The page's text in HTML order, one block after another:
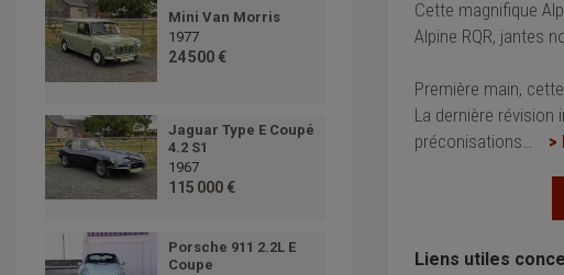
Mini Van Morris
1977
24 500 €
Jaguar Type E Coupé
4.2 S1
1967
115 000 €
Porsche 911 2.2L E
Coupe
Cette magnifique
Alpine RQR, jantes
Première main,
La dernière
préconisations… >
Liens utiles